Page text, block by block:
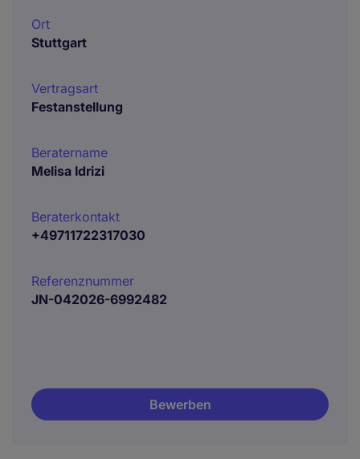
Ort
Stuttgart
Vertragsart
Festanstellung
Beratername
Melisa Idrizi
Beraterkontakt
+49711722317030
Referenznummer
JN-042026-6992482
Bewerben